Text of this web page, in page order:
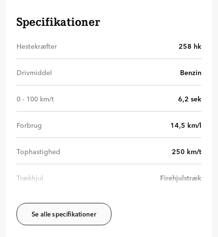
Specifikationer
Hestekræfter 258 hk
Drivmiddel Benzin
0 - 100 km/t 6,2 sek
Forbrug 14,5 km/l
Tophastighed 250 km/t
Trækhjul Firehjulstræk
Se alle specifikationer